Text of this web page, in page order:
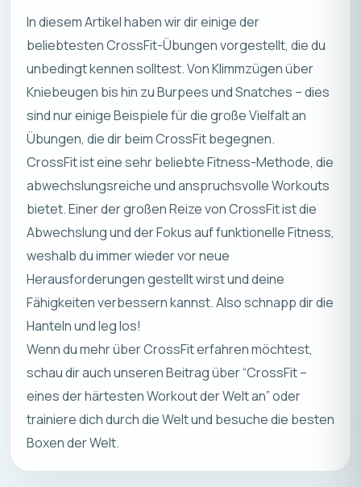
In diesem Artikel haben wir dir einige der
beliebtesten CrossFit-Übungen vorgestellt, die du
unbedingt kennen solltest. Von Klimmzügen über
Kniebeugen bis hin zu Burpees und Snatches – dies
sind nur einige Beispiele für die große Vielfalt an
Übungen, die dir beim CrossFit begegnen.
CrossFit ist eine sehr beliebte Fitness-Methode, die
abwechslungsreiche und anspruchsvolle Workouts
bietet. Einer der großen Reize von CrossFit ist die
Abwechslung und der Fokus auf funktionelle Fitness,
weshalb du immer wieder vor neue
Herausforderungen gestellt wirst und deine
Fähigkeiten verbessern kannst. Also schnapp dir die
Hanteln und leg los!
Wenn du mehr über CrossFit erfahren möchtest,
schau dir auch unseren Beitrag über“CrossFit –
eines der härtesten Workout der Welt an”oder
trainiere dich durch die Welt und besuchedie besten
Boxen der Welt.